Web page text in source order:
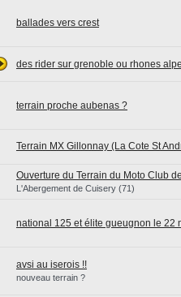
ballades vers crest
des rider sur grenoble ou rhones
terrain proche aubenas ?
Terrain MX Gillonnay (La Cote St
Ouverture du Terrain du Moto Club
L'Abergement de Cuisery (71)
national 125 et élite gueugnon le 22
avsi au iserois !!
nouveau terrain ?